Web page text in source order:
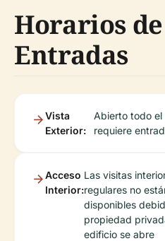
Horarios
Entradas
Vista
Exterior:
Abierto todo el
requiere
Acceso
Interior:
Las visitas
regulares no
disponibles
propiedad
edificio se abre